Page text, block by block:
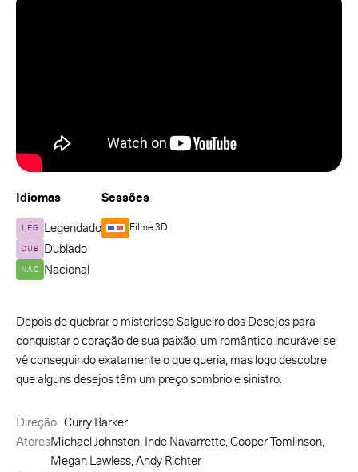
Idiomas
LEG Legendado
DUB Dublado
NAC Nacional
Sessões
Filme 3D
Depois de quebrar o misterioso Salgueiro dos Desejos para
conquistar o coração de sua paixão, um romântico incurável se
vê conseguindo exatamente o que queria, mas logo descobre
que alguns desejos têm um preço sombrio e sinistro.
Direção Curry Barker
AtoresMichael Johnston, Inde Navarrette, Cooper Tomlinson,
Megan Lawless, Andy Richter